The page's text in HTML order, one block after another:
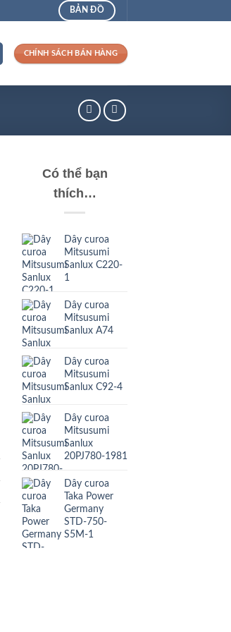
BẢN ĐỒ
CHÍNH SÁCH BÁN HÀNG
Có thể bạn
thích…
Dây curoa
Mitsusumi
Sanlux C220-
1
Dây curoa
Mitsusumi
Sanlux A74
Dây curoa
Mitsusumi
Sanlux C92-4
Dây curoa
Mitsusumi
Sanlux
20PJ780-1981
Dây curoa
Taka Power
Germany
STD-750-
S5M-1